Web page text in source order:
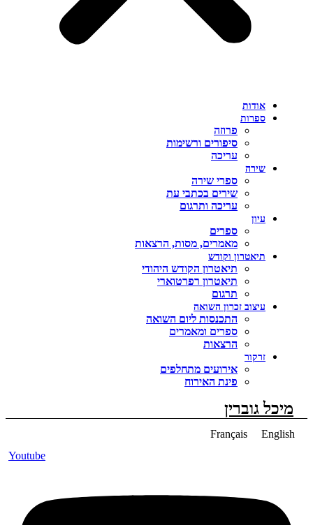
אודות
ספרות
פרוזה
סיפורים ורשימות
עריכה
שירה
ספרי שירה
שירים בכתבי עת
עריכה ותרגום
עיון
ספרים
מאמרים, מסות, הרצאות
תיאטרון וקודש
תיאטרון הקודש היהודי
תיאטרון רפרטוארי
תרגום
עיצוב זכרון השואה
התכנסות ליום השואה
ספרים ומאמרים
הרצאות
זרקור
אירועים מתחלפים
פינת האירוח
מיכל גוברין
Français
Youtube